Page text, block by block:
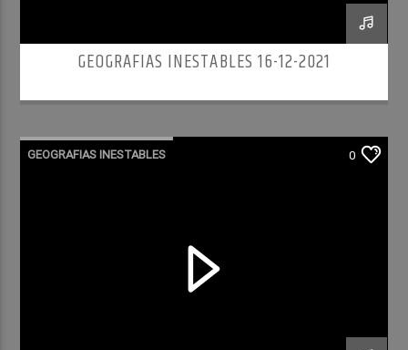
GEOGRAFIAS INESTABLES 16-12-2021
GEOGRAFIAS INESTABLES 0